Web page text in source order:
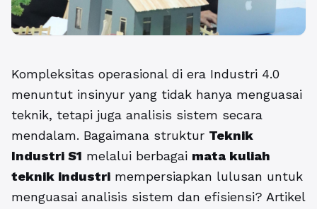
Kompleksitas operasional di era Industri 4.0
menuntut insinyur yang tidak hanya menguasai
teknik, tetapi juga analisis sistem secara
mendalam. Bagaimana struktur Teknik
Industri S1 melalui berbagai mata kuliah
teknik industri mempersiapkan lulusan untuk
menguasai analisis sistem dan efisiensi? Artikel